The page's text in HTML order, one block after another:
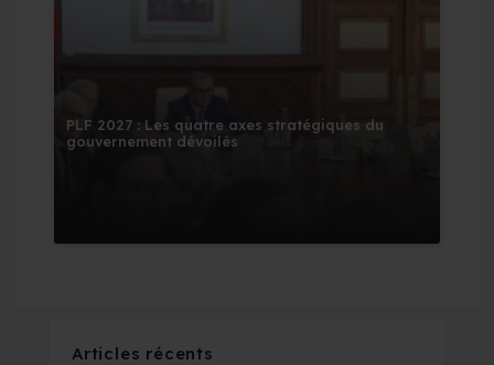
PLF 2027 : Les quatre axes stratégiques du
gouvernement dévoilés
Articles récents